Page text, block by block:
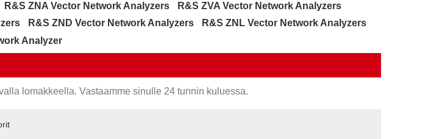
R&S ZNA Vector Network Analyzers
R&S ZVA Vector Network Analyzers
R&S ZND Vector Network Analyzers
R&S ZNL Vector Network Analyzers
Analyzer
lomakkeella. Vastaamme sinulle 24 tunnin kuluessa.